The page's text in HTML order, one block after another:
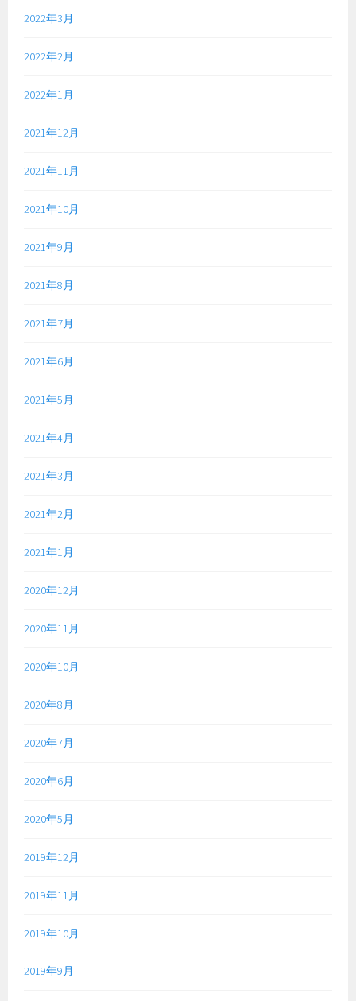
2022年3月
2022年2月
2022年1月
2021年12月
2021年11月
2021年10月
2021年9月
2021年8月
2021年7月
2021年6月
2021年5月
2021年4月
2021年3月
2021年2月
2021年1月
2020年12月
2020年11月
2020年10月
2020年8月
2020年7月
2020年6月
2020年5月
2019年12月
2019年11月
2019年10月
2019年9月